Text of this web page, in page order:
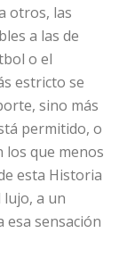
otros, las
a las de
o el
estricto se
sino más
permitido, o
los que menos
esta Historia
lujo, a un
esa sensación